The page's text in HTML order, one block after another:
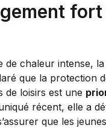
fort
de chaleur intense, la
que la protection
de loisirs est une
récent, elle a
que les